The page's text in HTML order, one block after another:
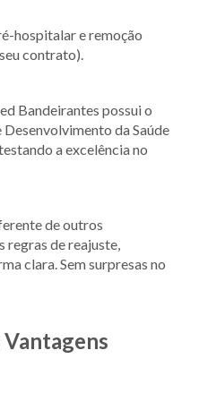
hospitalar e remoção
contrato).
Bandeirantes possui o
da Saúde
a excelência no
de outros
regras de reajuste,
clara. Sem surpresas no